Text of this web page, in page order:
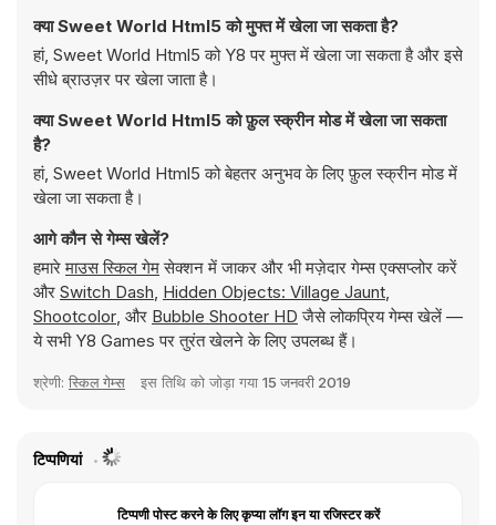
क्या Sweet World Html5 को मुफ्त में खेला जा सकता है?
हां, Sweet World Html5 को Y8 पर मुफ्त में खेला जा सकता है और इसे
सीधे ब्राउज़र पर खेला जाता है।
क्या Sweet World Html5 को फ़ुल स्क्रीन मोड में खेला जा सकता
है?
हां, Sweet World Html5 को बेहतर अनुभव के लिए फ़ुल स्क्रीन मोड में
खेला जा सकता है।
आगे कौन से गेम्स खेलें?
हमारेमाउस स्किल गेमसेक्शन में जाकर और भी मज़ेदार गेम्स एक्सप्लोर करें
और Switch Dash, Hidden Objects: Village Jaunt,
Shootcolor, और Bubble Shooter HD जैसे लोकप्रिय गेम्स खेलें —
ये सभी Y8 Games पर तुरंत खेलने के लिए उपलब्ध हैं।
श्रेणी: स्किल गेम्स इस तिथि को जोड़ा गया 15 जनवरी 2019
टिप्पणियां
टिप्पणी पोस्ट करने के लिए कृप्या लॉग इन या रजिस्टर करें